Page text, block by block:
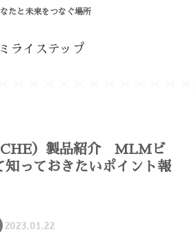
たと未来をつなぐ場所
ミライステップ
）製品紹介 MLMビ
知っておきたいポイント報
2023.01.22